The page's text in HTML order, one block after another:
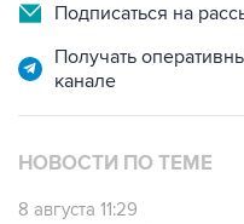
Подписаться на
Получать
канале
НОВОСТИ ПО ТЕМЕ
8 августа 11:29